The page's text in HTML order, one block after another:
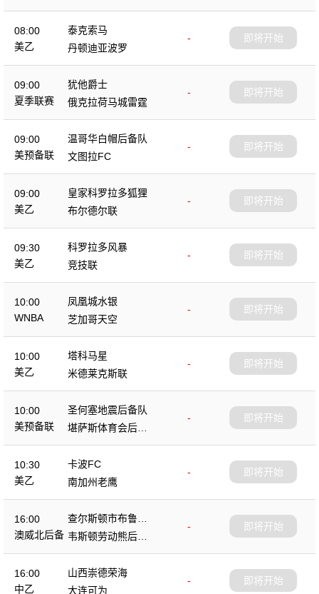
08:00
美乙
泰克索马
-
丹顿迪亚波罗
即将开始
09:00
夏季联赛
犹他爵士
-
俄克拉荷马城雷霆
即将开始
09:00
美预备联
温哥华白帽后备队
-
文图拉FC
即将开始
09:00
美乙
皇家科罗拉多狐狸
-
布尔德尔联
即将开始
09:30
美乙
科罗拉多风暴
-
竞技联
即将开始
10:00
WNBA
凤凰城水银
-
芝加哥天空
即将开始
10:00
美乙
塔科马星
-
米德莱克斯联
即将开始
10:00
美预备联
圣何塞地震后备队
-
堪萨斯体育会后备
队
即将开始
10:30
美乙
卡波FC
-
南加州老鹰
即将开始
16:00
澳威北后备
查尔斯顿市布鲁斯
后备队
-
韦斯顿劳动熊后备
队
即将开始
16:00
中乙
山西崇德荣海
-
大连可为
即将开始